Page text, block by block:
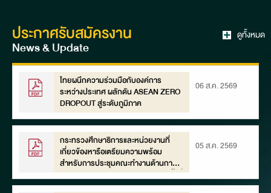
ดูทั้งหมด
ประกาศรับสมัครงาน
News & Update
ไทยผนึกความร่วมมือกับองค์การ
ระหว่างประเทศ ผลักดัน ASEAN ZERO
DROPOUT สู่ระดับภูมิภาค
06 ส.ค. 2569
กระทรวงศึกษาธิการและหน่วยงานที่
เกี่ยวข้องหารือเตรียมความพร้อม
สำหรับการประชุมคณะทำงานด้านการ
พัฒนาทรัพยากรมนุษย์ของเอเปค ครั้งที่
51 (51st HRDWG)
05 ส.ค. 2569